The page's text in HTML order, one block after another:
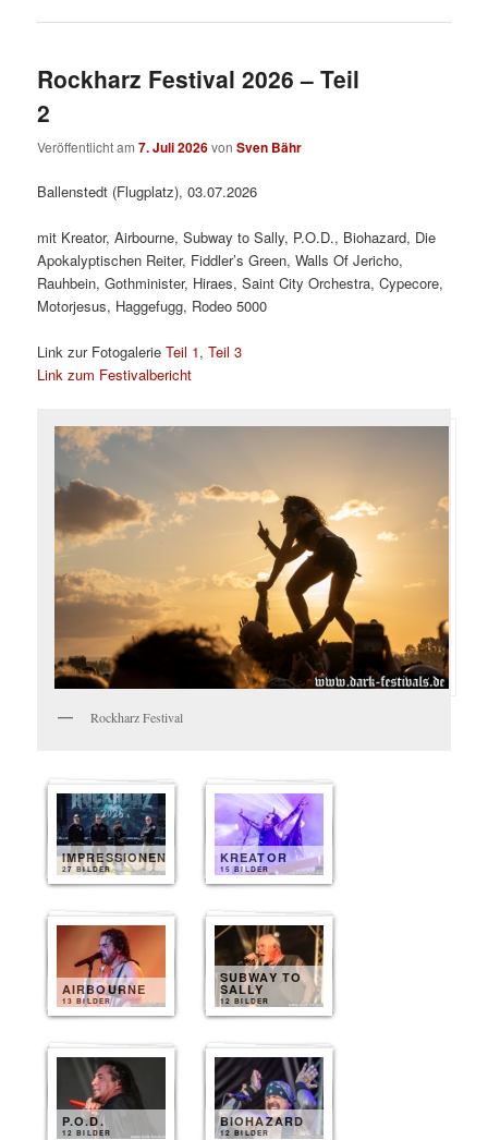
Rockharz Festival 2026 – Teil
2
Veröffentlicht am7. Juli 2026vonSven Bähr
Ballenstedt (Flugplatz), 03.07.2026
mit Kreator, Airbourne, Subway to Sally, P.O.D., Biohazard, Die
Apokalyptischen Reiter, Fiddler’s Green, Walls Of Jericho,
Rauhbein, Gothminister, Hiraes, Saint City Orchestra, Cypecore,
Motorjesus, Haggefugg, Rodeo 5000
Link zur FotogalerieTeil 1,Teil 3
Link zum Festivalbericht
Rockharz Festival
IMPRESSIONEN
27 BILDER
KREATOR
15 BILDER
AIRBOURNE
13 BILDER
SUBWAY TO
SALLY
12 BILDER
P.O.D.
12 BILDER
BIOHAZARD
12 BILDER